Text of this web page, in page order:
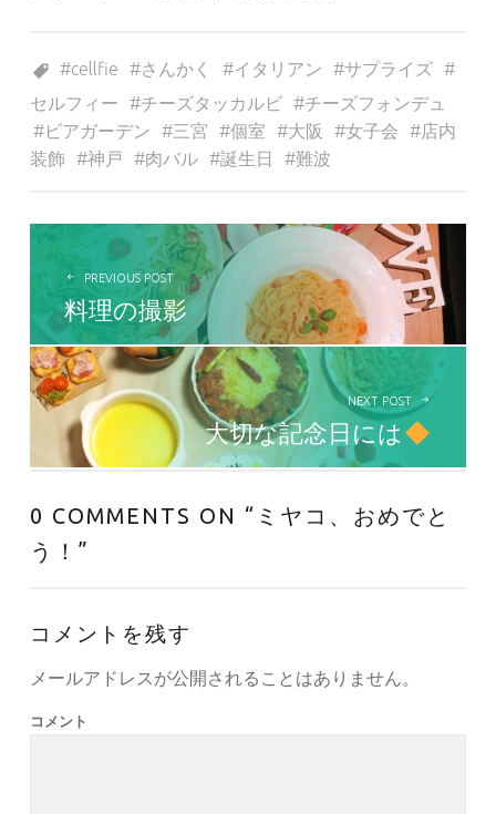
cellfie
さんかく イタリアン
サプライズ
セルフィー
チーズタッカルビ
チーズフォンデュ
ビアガーデン
三宮 個室 大阪 女子会
店内
装飾
神戸 肉バル 誕生日 難波
投稿ナビゲーション
PREVIOUS POST
料理の撮影
NEXT POST
大切な記念日には
0 COMMENTS ON “ ミヤコ、おめでと
う！ ”
コメントを残す
メールアドレスが公開されることはありません。
コメント